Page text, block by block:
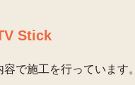
Stick
容で施工を行っています。